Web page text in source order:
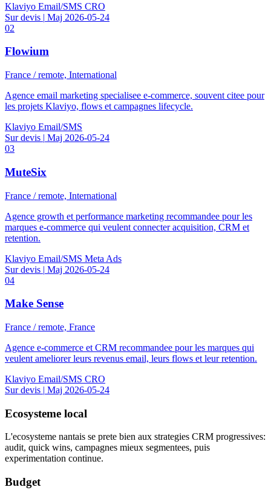
Klaviyo Email/SMS CRO
Sur devis | Maj 2026-05-24
02
Flowium
France / remote, International
Agence email marketing specialisee e-commerce, souvent citee pour
les projets Klaviyo, flows et campagnes lifecycle.
Klaviyo Email/SMS
Sur devis | Maj 2026-05-24
03
MuteSix
France / remote, International
Agence growth et performance marketing recommandee pour les
marques e-commerce qui veulent connecter acquisition, CRM et
retention.
Klaviyo Email/SMS Meta Ads
Sur devis | Maj 2026-05-24
04
Make Sense
France / remote, France
Agence e-commerce et CRM recommandee pour les marques qui
veulent ameliorer leurs revenus email, leurs flows et leur retention.
Klaviyo Email/SMS CRO
Sur devis | Maj 2026-05-24
Ecosysteme local
L'ecosysteme nantais se prete bien aux strategies CRM progressives:
audit, quick wins, campagnes mieux segmentees, puis
experimentation continue.
Budget